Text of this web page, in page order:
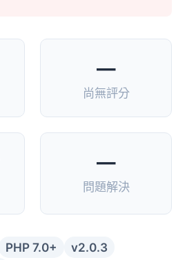
—
尚無評分
—
問題解決
PHP 7.0+
v2.0.3